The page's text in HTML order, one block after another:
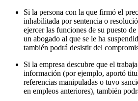
Si la persona con la que firmó el
inhabilitada por sentencia o
ejercer las funciones de su puesto
un abogado al que se le ha
también podrá desistir del
Si la empresa descubre que el
información (por ejemplo, aportó
referencias manipuladas o tuvo
en empleos anteriores), también